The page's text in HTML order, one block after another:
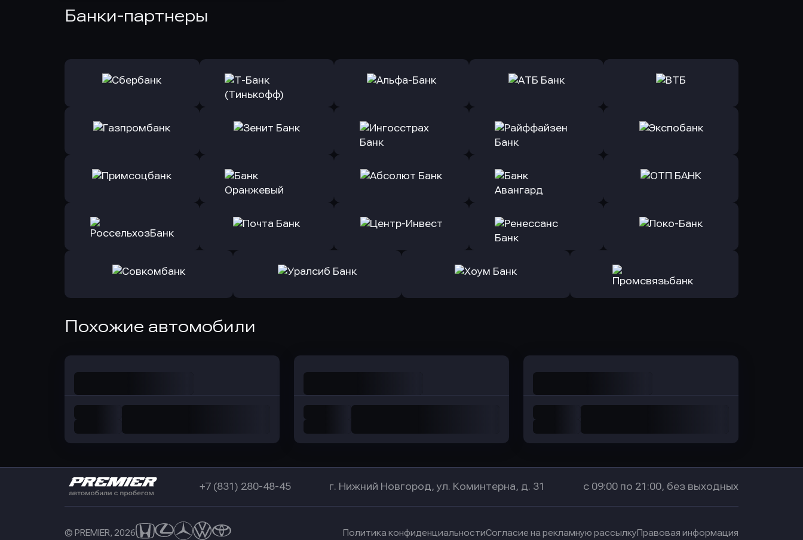
Банки-партнеры
Оправить заявку
Оправить заявку
Оправить заявку
в Альфа-Банк
Оправить заявку
в АТБ Банк
Оправить заявку
Оправить заявку
Оправить заявку
в Зенит Банк
Оправить заявку
Оправить заявку
в Райффайзен Банк
Оправить заявку
Оправить заявку
в Примсоцбанк
Оправить заявку
Оправить заявку
Оправить заявку
в Банк Авангард
Оправить заявку
Оправить заявку
Оправить заявку
Оправить заявку
в Локо-Банк
в Совкомбанк
Похожие автомобили
+7 (831) 280-48-45 г. Нижний Новгород, ул. Коминтерна, д. 31 с 09:00 по 21:00, без выходных
© PREMIER, 2026 Политика конфиденциальностиСогласие на рекламную рассылкуПравовая информация